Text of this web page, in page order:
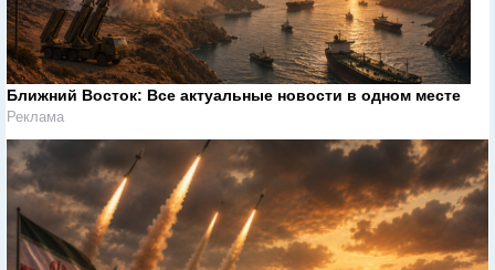
Ближний Восток: Все актуальные новости в одном месте
Реклама